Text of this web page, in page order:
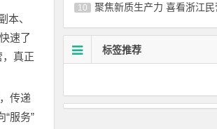
本、
速了
真正
传递
服务”
10 聚焦新质生产力 喜看浙江民营企
标签推荐